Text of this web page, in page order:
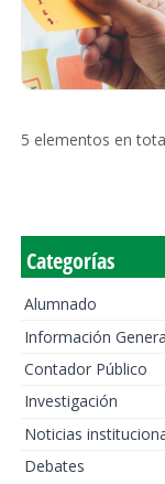
5 elementos en
Categorías
Alumnado
Información
Contador Público
Investigación
Noticias
Debates